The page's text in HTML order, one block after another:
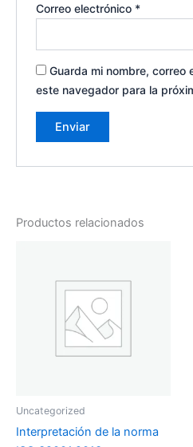
Correo electrónico *
Guarda mi nombre, correo
este navegador para la
Productos relacionados
Uncategorized
Interpretación de la norma